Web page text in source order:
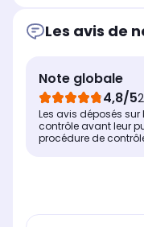
Nombre de plaques fournies
Parois froides
Non
Les avis de
Note globale
4,8/5
Les avis déposés
contrôle avant leur
procédure de